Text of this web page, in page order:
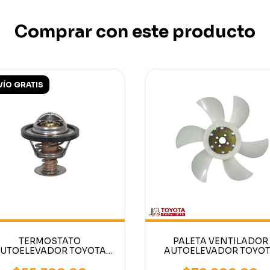
Comprar con este producto
GRATIS
TERMOSTATO
TOYOTA
PALETA VENTILADOR
AUTOELEVADOR